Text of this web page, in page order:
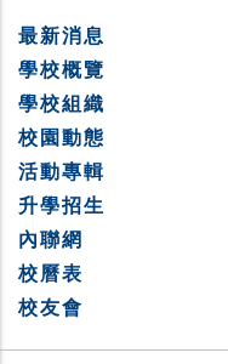
最新消息
學校概覽
學校組織
校園動態
活動專輯
升學招生
內聯網
校曆表
校友會